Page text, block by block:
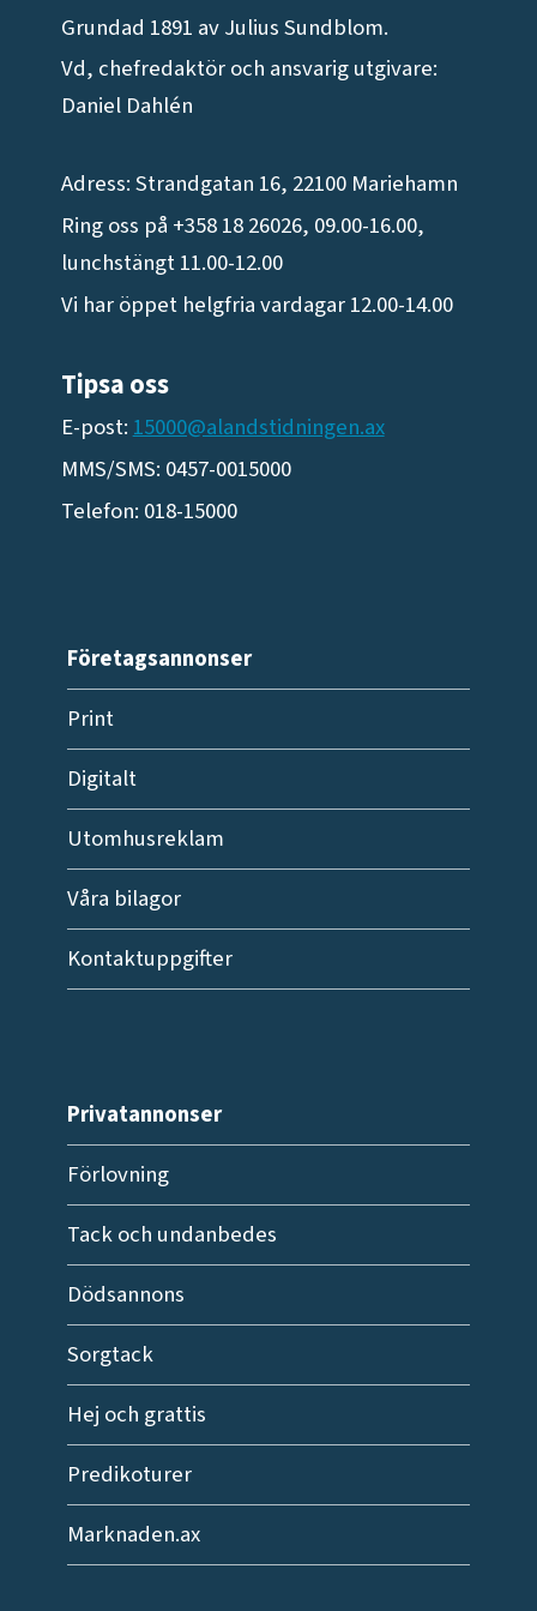
Grundad 1891 av Julius Sundblom.
Vd, chefredaktör och ansvarig utgivare:
Daniel Dahlén
Adress: Strandgatan 16, 22100 Mariehamn
Ring oss på +358 18 26026, 09.00-16.00,
lunchstängt 11.00-12.00
Vi har öppet helgfria vardagar 12.00-14.00
Tipsa oss
E-post: 15000@alandstidningen.ax
MMS/SMS: 0457-0015000
Telefon: 018-15000
Företagsannonser
Print
Digitalt
Utomhusreklam
Våra bilagor
Kontaktuppgifter
Privatannonser
Förlovning
Tack och undanbedes
Dödsannons
Sorgtack
Hej och grattis
Predikoturer
Marknaden.ax